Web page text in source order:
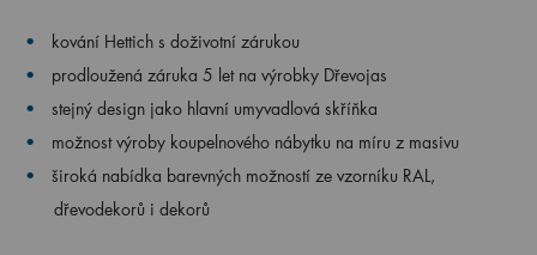
prodloužená záruka 5 let na výrobky Dřevojas
stejný design jako hlavní umyvadlová skříňka
možnost výroby koupelnového nábytku na míru z masivu
široká nabídka barevných možností ze vzorníku RAL,
dřevodekorů i dekorů